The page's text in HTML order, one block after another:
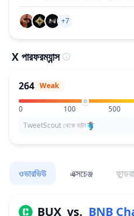
+7
X পারফরম্যান্স
264 Weak
0 100 500
TweetScout থেকে ডাটা
ওভারভিউ এক্সচেঞ্জ
BUX vs. BNB